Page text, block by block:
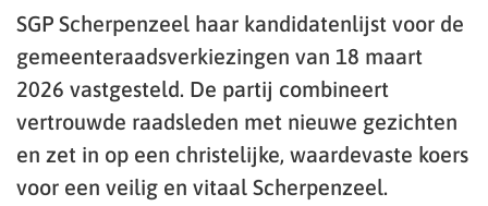
SGP Scherpenzeel haar kandidatenlijst voor de
gemeenteraadsverkiezingen van 18 maart
2026 vastgesteld. De partij combineert
vertrouwde raadsleden met nieuwe gezichten
en zet in op een christelijke, waardevaste koers
voor een veilig en vitaal Scherpenzeel.